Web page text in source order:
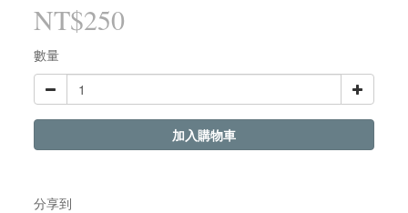
NT$250
數量
加入購物車
分享到